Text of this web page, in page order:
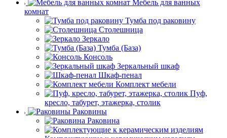
Мебель для ванных
комнат
Тумба под раковину
Столешница
Зеркало
Тумба (База)
Консоль
Зеркальный шкаф
Шкаф-пенал
Комплект мебели
Пуф,
кресло, табурет, этажерка, столик
Раковины
Раковина